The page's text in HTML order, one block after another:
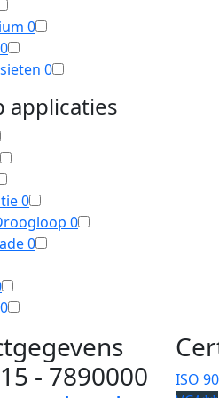
0
0
0
applicaties
0
0
0
0
- 7890000
ISO